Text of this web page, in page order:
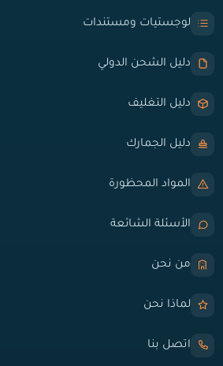
لوجستيات ومستندات
دليل الشحن الدولي
دليل التغليف
دليل الجمارك
المواد المحظورة
الأسئلة الشائعة
من نحن
لماذا نحن
اتصل بنا